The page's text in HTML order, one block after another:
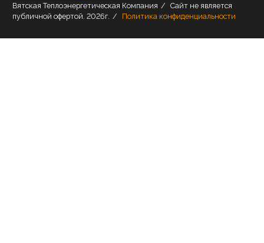
Вятская Теплоэнергетическая Компания / Сайт не является
публичной офертой. 2026г. / Политика конфиденциальности